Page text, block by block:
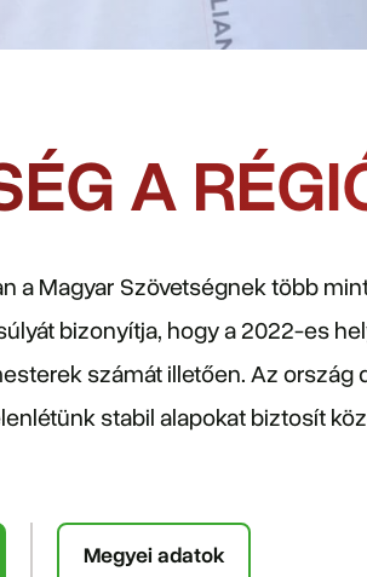
A
a Magyar Szövetségnek több
bizonyítja, hogy a 2022-es
számát illetően. Az ország
stabil alapokat biztosít
Megyei adatok